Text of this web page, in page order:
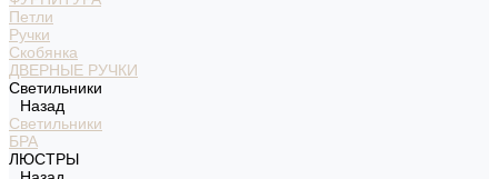
Петли
Ручки
Скобянка
ДВЕРНЫЕ РУЧКИ
Светильники
Назад
Светильники
БРА
ЛЮСТРЫ